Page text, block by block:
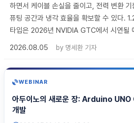
하면서 케이블 손실을 줄이고, 전력 변환
퓨팅 공간과 냉각 효율을 확보할 수 있다.
타입은 2026년 NVIDIA GTC에서 시연될
2026.08.05
by 명세환 기자
WEBINAR
아두이노의 새로운 장: Arduino UNO
개발